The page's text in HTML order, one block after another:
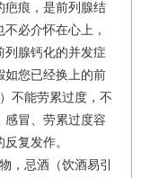
疤痕，是前列腺结
必介怀在心上，
列腺钙化的并发症
如您已经换上的前
不能劳累过度，不
感冒、劳累过度容
的反复发作。
，忌酒（饮酒易引